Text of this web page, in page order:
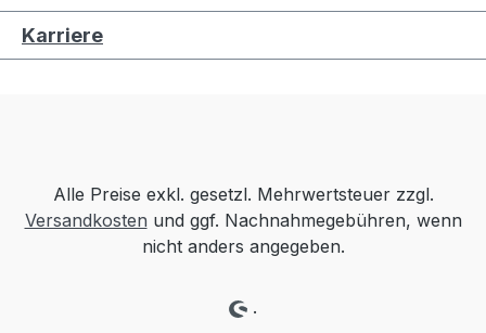
Karriere
Alle Preise exkl. gesetzl. Mehrwertsteuer zzgl.
Versandkosten und ggf. Nachnahmegebühren, wenn
nicht anders angegeben.
.